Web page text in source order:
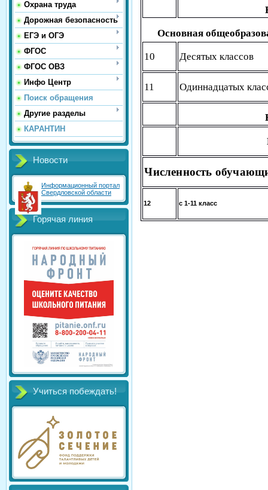
Охрана труда
Дорожная безопасность
ЕГЭ и ОГЭ
ФГОС
ФГОС ОВЗ
Инфо Центр
Поиск обращения
Другие разделы
КАРАНТИН
Новости
Информационный портал
Свердловской области
Горячая линия
Учиться побеждать!
Основная
10 Десятых классов
11 Одиннадцатых
Численность
12 с 1-11 класс